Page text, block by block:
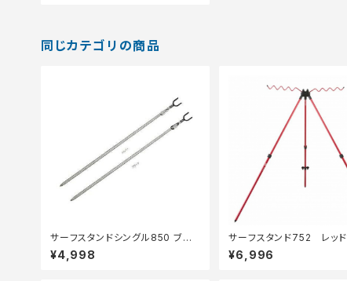
同じカテゴリの商品
サーフスタンドシングル850 ブラッ
ク
¥4,998
サーフスタンド752 レッド
¥6,996